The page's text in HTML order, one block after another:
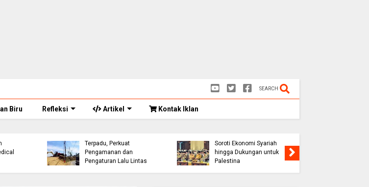
SEARCH
Biru Refleksi Artikel Kontak Iklan
Terpadu, Perkuat
Pengamanan dan
Pengaturan Lalu Lintas
Soroti Ekonomi Syariah
hingga Dukungan untuk
Palestina